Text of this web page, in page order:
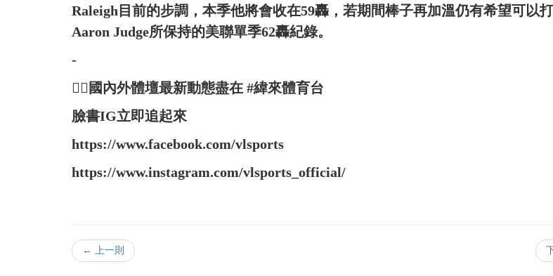
Raleigh目前的步調，本季他將會收在59轟，若期間棒子再加溫仍有希望可以
Aaron Judge所保持的美聯單季62轟紀錄。
-
👉🏻國內外體壇最新動態盡在 #緯來體育台
臉書IG立即追起來
https://www.facebook.com/vlsports
https://www.instagram.com/vlsports_official/
← 上一則